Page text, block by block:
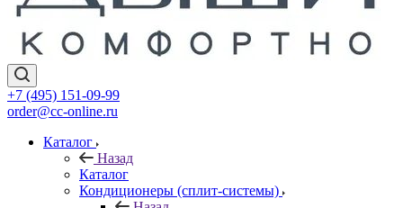
+7 (495) 151-09-99
order@cc-online.ru
Каталог
Назад
Каталог
Кондиционеры (сплит-системы)